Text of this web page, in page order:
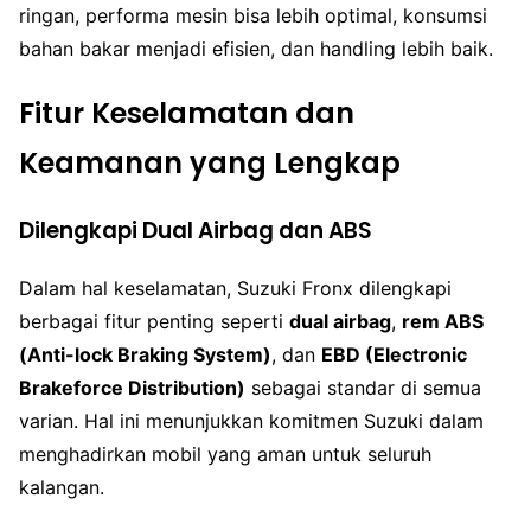
ringan, performa mesin bisa lebih optimal, konsumsi
bahan bakar menjadi efisien, dan handling lebih baik.
Fitur Keselamatan dan
Keamanan yang Lengkap
Dilengkapi Dual Airbag dan ABS
Dalam hal keselamatan, Suzuki Fronx dilengkapi
berbagai fitur penting seperti dual airbag, rem ABS
(Anti-lock Braking System), dan EBD (Electronic
Brakeforce Distribution) sebagai standar di semua
varian. Hal ini menunjukkan komitmen Suzuki dalam
menghadirkan mobil yang aman untuk seluruh
kalangan.